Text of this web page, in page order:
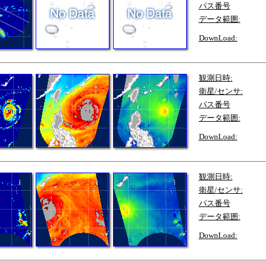
パス番号
データ範囲:
DownLoad:
観測日時:
衛星/センサ:
パス番号
データ範囲:
DownLoad:
観測日時:
衛星/センサ:
パス番号
データ範囲:
DownLoad: